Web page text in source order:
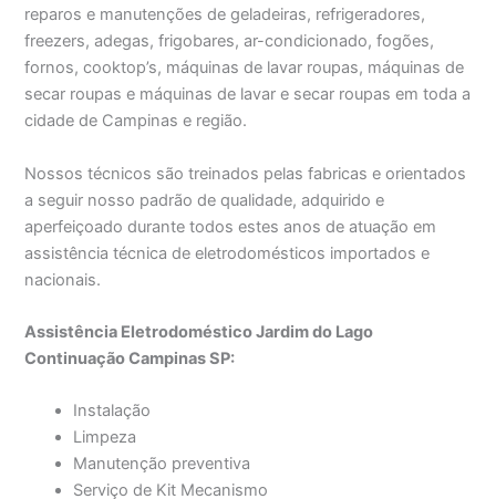
reparos e manutenções de geladeiras, refrigeradores,
freezers, adegas, frigobares, ar-condicionado, fogões,
fornos, cooktop’s, máquinas de lavar roupas, máquinas de
secar roupas e máquinas de lavar e secar roupas em toda a
cidade de Campinas e região.
Nossos técnicos são treinados pelas fabricas e orientados
a seguir nosso padrão de qualidade, adquirido e
aperfeiçoado durante todos estes anos de atuação em
assistência técnica de eletrodomésticos importados e
nacionais.
Assistência Eletrodoméstico Jardim do Lago
Continuação Campinas SP:
Instalação
Limpeza
Manutenção preventiva
Serviço de Kit Mecanismo